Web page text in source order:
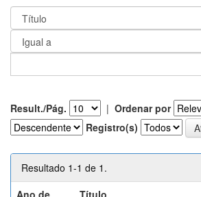
Result./Pág. | Ordenar por
Registro(s)
Resultado 1-1 de 1.
Ano de
Título